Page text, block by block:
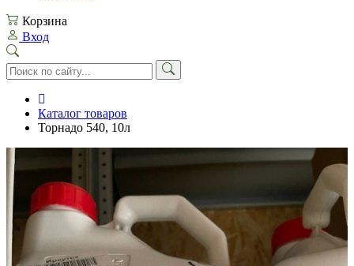
Корзина
Вход
Каталог товаров
Торнадо 540, 10л